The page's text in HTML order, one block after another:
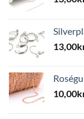
13,00
10,00